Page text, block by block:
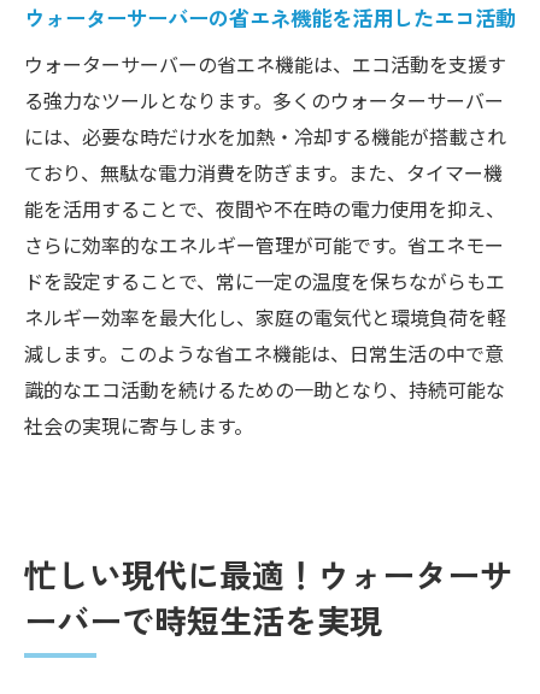
ウォーターサーバーの省エネ機能を活用したエコ活動
ウォーターサーバーの省エネ機能は、エコ活動を支援す
る強力なツールとなります。多くのウォーターサーバー
には、必要な時だけ水を加熱・冷却する機能が搭載され
ており、無駄な電力消費を防ぎます。また、タイマー機
能を活用することで、夜間や不在時の電力使用を抑え、
さらに効率的なエネルギー管理が可能です。省エネモー
ドを設定することで、常に一定の温度を保ちながらもエ
ネルギー効率を最大化し、家庭の電気代と環境負荷を軽
減します。このような省エネ機能は、日常生活の中で意
識的なエコ活動を続けるための一助となり、持続可能な
社会の実現に寄与します。
忙しい現代に最適！ウォーターサ
ーバーで時短生活を実現